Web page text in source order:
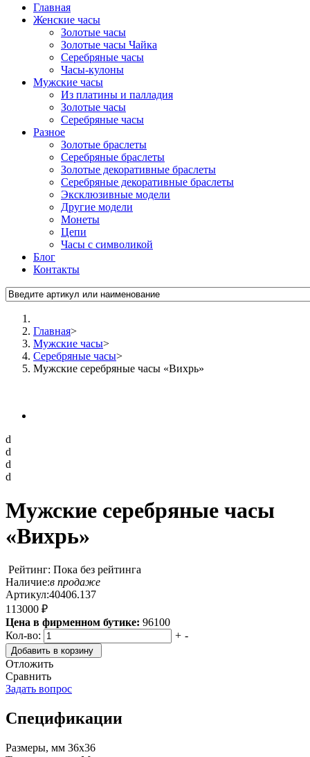
Главная
Женские часы
Золотые часы
Золотые часы Чайка
Серебряные часы
Часы-кулоны
Мужские часы
Из платины и палладия
Золотые часы
Серебряные часы
Разное
Золотые браслеты
Серебряные браслеты
Золотые декоративные браслеты
Серебряные декоративные браслеты
Эксклюзивные модели
Другие модели
Монеты
Цепи
Часы с символикой
Блог
Контакты
Главная>
Мужские часы>
Серебряные часы>
Мужские серебряные часы «Вихрь»
d
d
d
d
Мужские серебряные часы
«Вихрь»
Рейтинг: Пока без рейтинга
Наличие:в продаже
Артикул:40406.137
113000 ₽
Цена в фирменном бутике: 96100
Кол-во:
+ -
Добавить в корзину
Отложить
Сравнить
Задать вопрос
Спецификации
Размеры, мм 36х36